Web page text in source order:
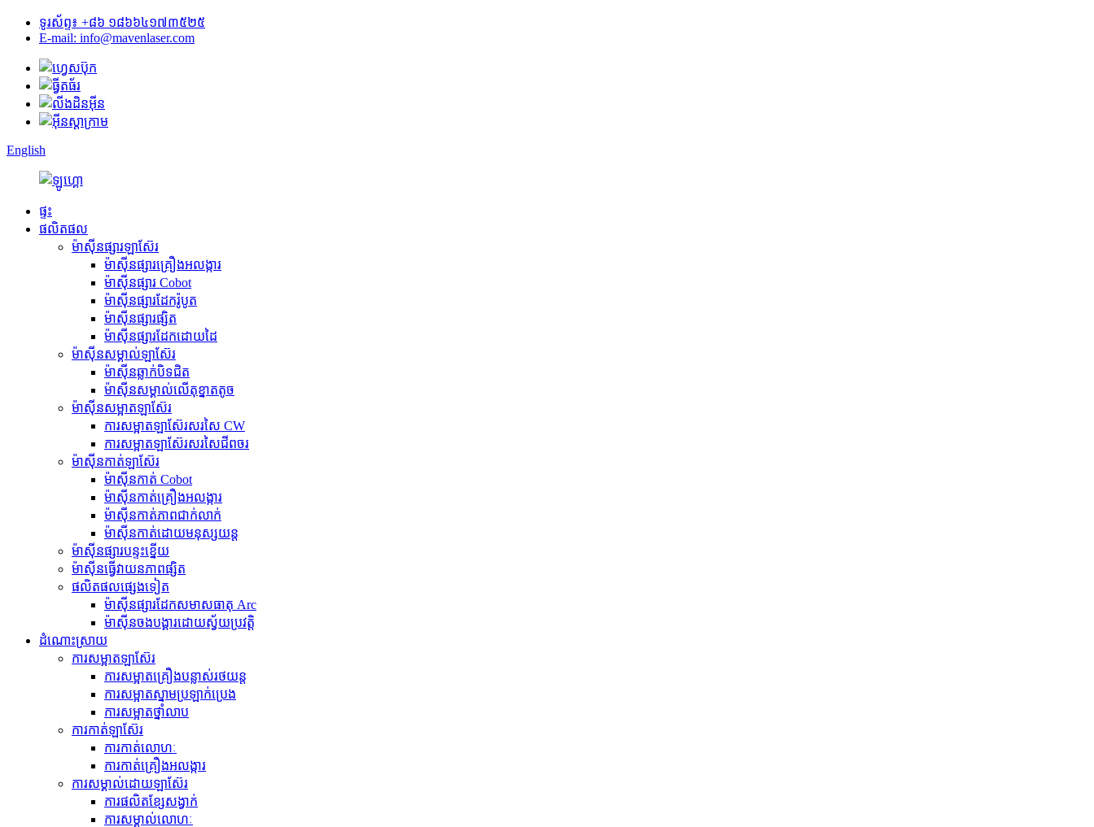
ទូរស័ព្ទ៖ +៨៦ ១៨៦៦៤១៧៣៥២៥
E-mail: info@mavenlaser.com
English
ផ្ទះ
ផលិតផល
ម៉ាស៊ីនផ្សារឡាស៊ែរ
ម៉ាស៊ីនផ្សារគ្រឿងអលង្ការ
ម៉ាស៊ីនផ្សារ Cobot
ម៉ាស៊ីនផ្សារដែករ៉ូបូត
ម៉ាស៊ីនផ្សារផ្សិត
ម៉ាស៊ីនផ្សារដែកដោយដៃ
ម៉ាស៊ីនសម្គាល់ឡាស៊ែរ
ម៉ាស៊ីនឆ្លាក់បិទជិត
ម៉ាស៊ីនសម្គាល់លើតុខ្នាតតូច
ម៉ាស៊ីនសម្អាតឡាស៊ែរ
ការសម្អាតឡាស៊ែរសរសៃ CW
ការសម្អាតឡាស៊ែរសរសៃជីពចរ
ម៉ាស៊ីនកាត់ឡាស៊ែរ
ម៉ាស៊ីនកាត់ Cobot
ម៉ាស៊ីនកាត់គ្រឿងអលង្ការ
ម៉ាស៊ីនកាត់ភាពជាក់លាក់
ម៉ាស៊ីនកាត់ដោយមនុស្សយន្ត
ម៉ាស៊ីនផ្សារបន្ទះខ្នើយ
ម៉ាស៊ីន​ធ្វើ​វាយនភាព​ផ្សិត
ផលិតផលផ្សេងទៀត
ម៉ាស៊ីនផ្សារដែកសមាសធាតុ Arc
ម៉ាស៊ីនចងបង្គារដោយស្វ័យប្រវត្តិ
ដំណោះស្រាយ
ការសម្អាតឡាស៊ែរ
ការសម្អាតគ្រឿងបន្លាស់រថយន្ត
ការសម្អាតស្នាមប្រឡាក់ប្រេង
ការសម្អាតថ្នាំលាប
ការកាត់ឡាស៊ែរ
ការកាត់លោហៈ
ការកាត់គ្រឿងអលង្ការ
ការសម្គាល់ដោយឡាស៊ែរ
ការផលិតខ្សែសង្វាក់
ការសម្គាល់លោហៈ